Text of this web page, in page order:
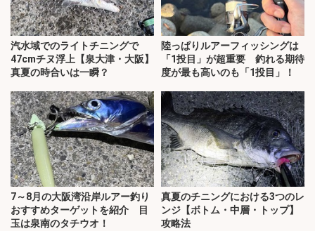
汽水域でのライトチニングで
47cmチヌ浮上【泉大津・大阪】
真夏の時合いは一瞬？
陸っぱりルアーフィッシングは
「1投目」が超重要 釣れる期待
度が最も高いのも「1投目」！
7～8月の大阪湾沿岸ルアー釣り
おすすめターゲットを紹介 目
玉は泉南のタチウオ！
真夏のチニングにおける3つのレ
ンジ【ボトム・中層・トップ】
攻略法